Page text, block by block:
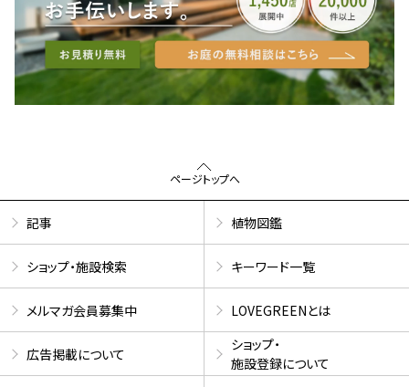
ページトップへ
記事 植物図鑑
ショップ・施設検索 キーワード一覧
メルマガ会員募集中 LOVEGREENとは
広告掲載について
ショップ・
施設登録について